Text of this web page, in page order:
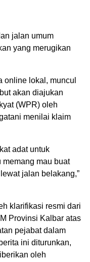
jalan umum
yang merugikan
online lokal, muncul
akan diajukan
(WPR) oleh
menilai klaim
adat untuk
mau buat
jalan belakang,”
klarifikasi resmi dari
Provinsi Kalbar atas
pejabat dalam
ini diturunkan,
oleh